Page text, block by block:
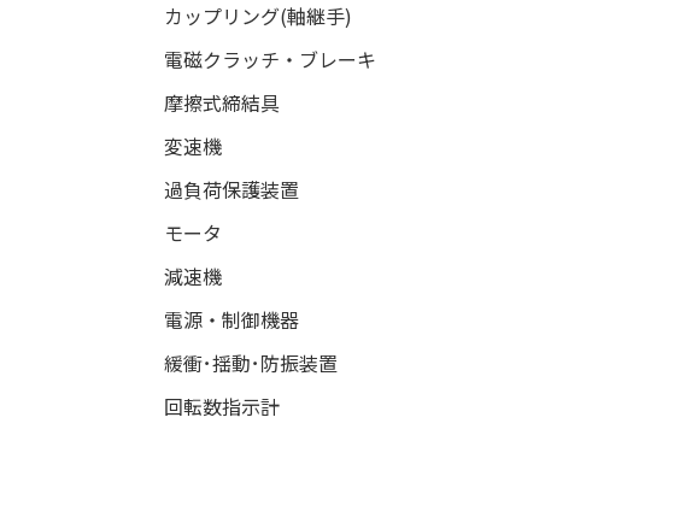
カップリング(軸継手)
電磁クラッチ・ブレーキ
摩擦式締結具
変速機
過負荷保護装置
モータ
減速機
電源・制御機器
緩衝･揺動･防振装置
回転数指示計